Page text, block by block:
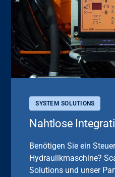
SYSTEM SOLUTIONS
Nahtlose
Benötigen Sie ein
Hydraulikmaschine?
Solutions und unser